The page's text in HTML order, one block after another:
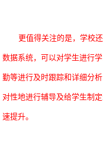
更值得关注的是，学校
数据系统，可以对学生进行
勤等进行及时跟踪和详细分
对性地进行辅导及给学生制
速提升。